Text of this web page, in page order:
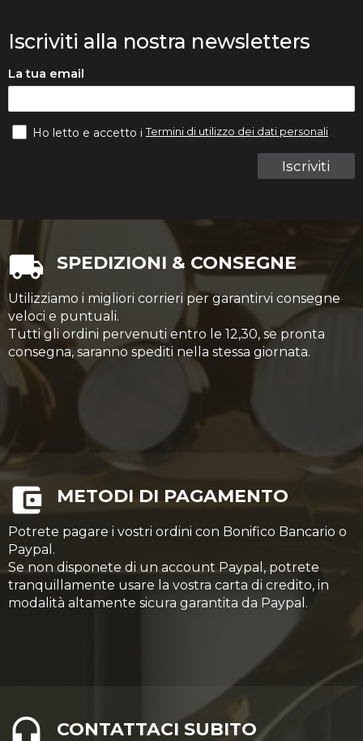
Iscriviti alla nostra newsletters
La tua email
Iscriviti
Ho letto e accetto iTermini di utilizzo dei dati personali
SPEDIZIONI & CONSEGNE
Utilizziamo i migliori corrieri per garantirvi consegne
veloci e puntuali.
Tutti gli ordini pervenuti entro le 12,30, se pronta
consegna, saranno spediti nella stessa giornata.
METODI DI PAGAMENTO
Potrete pagare i vostri ordini con Bonifico Bancario o
Paypal.
Se non disponete di un account Paypal, potrete
tranquillamente usare la vostra carta di credito, in
modalità altamente sicura garantita da Paypal.
CONTATTACI SUBITO